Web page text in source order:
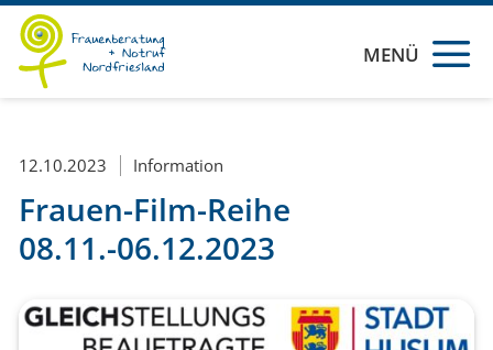
MENÜ
12.10.2023 Information
Frauen-Film-Reihe
08.11.-06.12.2023